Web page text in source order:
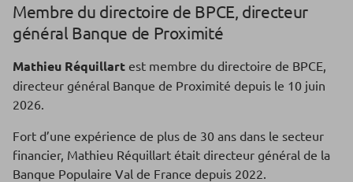
Membre du directoire de BPCE, directeur
général Banque de Proximité
Mathieu Réquillart est membre du directoire de BPCE,
directeur général Banque de Proximité depuis le 10 juin
2026.
Fort d’une expérience de plus de 30 ans dans le secteur
financier, Mathieu Réquillart était directeur général de la
Banque Populaire Val de France depuis 2022.